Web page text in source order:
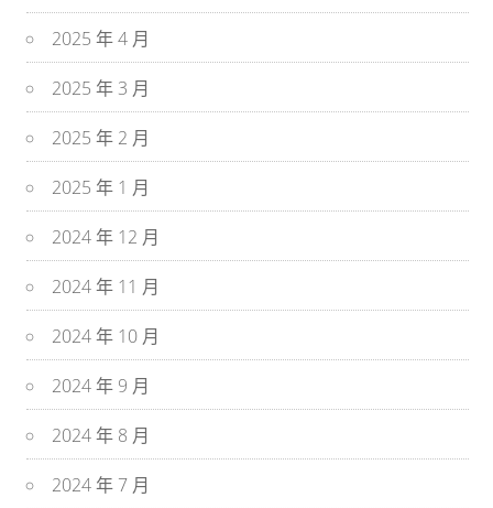
2025 年 4 月
2025 年 3 月
2025 年 2 月
2025 年 1 月
2024 年 12 月
2024 年 11 月
2024 年 10 月
2024 年 9 月
2024 年 8 月
2024 年 7 月